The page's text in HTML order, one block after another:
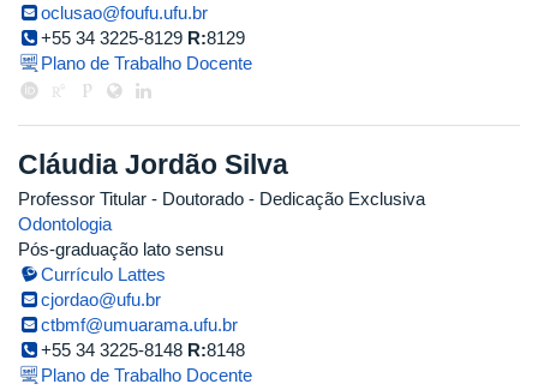
oclusao@foufu.ufu.br
+55 34 3225-8129 R:8129
Plano de Trabalho Docente
Cláudia Jordão Silva
Professor Titular - Doutorado - Dedicação Exclusiva
Odontologia
Pós-graduação lato sensu
Currículo Lattes
cjordao@ufu.br
ctbmf@umuarama.ufu.br
+55 34 3225-8148 R:8148
Plano de Trabalho Docente